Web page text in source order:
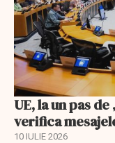
UE, la un pas
verifica
10 IULIE 2026